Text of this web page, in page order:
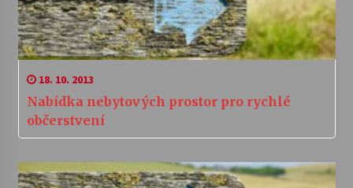
18. 10. 2013
Nabídka nebytových prostor pro rychlé
občerstvení